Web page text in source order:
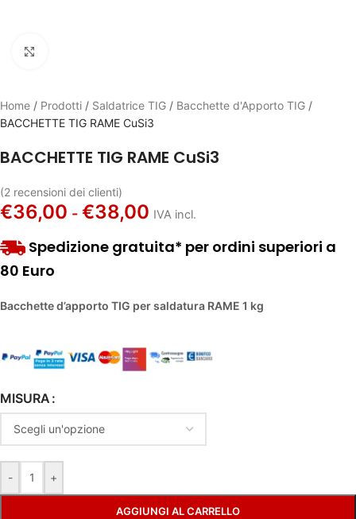
Home / Prodotti / Saldatrice TIG / Bacchette d'Apporto TIG /
BACCHETTE TIG RAME CuSi3
BACCHETTE TIG RAME CuSi3
(2 recensioni dei clienti)
€36,00 - €38,00 IVA incl.
Spedizione gratuita* per ordini superiori a
80 Euro
Bacchette d’apporto TIG per saldatura RAME 1 kg
MISURA
- +
AGGIUNGI AL CARRELLO
Alternative: